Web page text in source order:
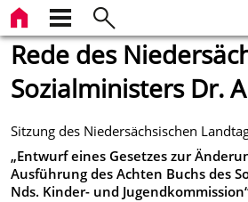
Rede des
Sozialministers Dr.
Sitzung des Niedersächsischen
„Entwurf eines Gesetzes zur
Ausführung des Achten Buchs des
Nds. Kinder- und